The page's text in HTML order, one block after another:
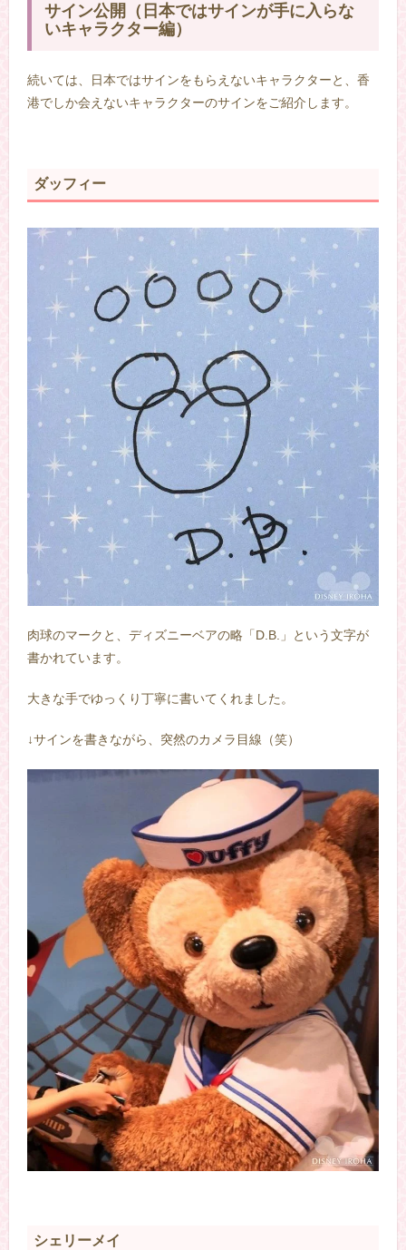
サイン公開（日本ではサインが手に入らな
いキャラクター編）
続いては、日本ではサインをもらえないキャラクターと、香
港でしか会えないキャラクターのサインをご紹介します。
ダッフィー
肉球のマークと、ディズニーベアの略「D.B.」という文字が
書かれています。
大きな手でゆっくり丁寧に書いてくれました。
↓サインを書きながら、突然のカメラ目線（笑）
シェリーメイ